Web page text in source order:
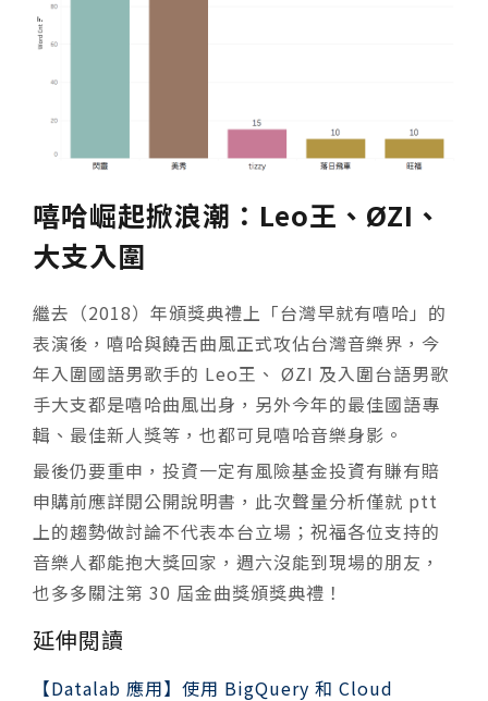
嘻哈崛起掀浪潮：Leo王、ØZI、
大支入圍
繼去（2018）年頒獎典禮上「台灣早就有嘻哈」的
表演後，嘻哈與饒舌曲風正式攻佔台灣音樂界，今
年入圍國語男歌手的 Leo王、 ØZI 及入圍台語男歌
手大支都是嘻哈曲風出身，另外今年的最佳國語專
輯、最佳新人獎等，也都可見嘻哈音樂身影。
最後仍要重申，投資一定有風險基金投資有賺有賠
申購前應詳閱公開說明書，此次聲量分析僅就 ptt
上的趨勢做討論不代表本台立場；祝福各位支持的
音樂人都能抱大獎回家，週六沒能到現場的朋友，
也多多關注第 30 屆金曲獎頒獎典禮！
延伸閱讀
【Datalab 應用】使用 BigQuery 和 Cloud